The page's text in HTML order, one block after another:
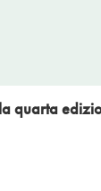
quarta